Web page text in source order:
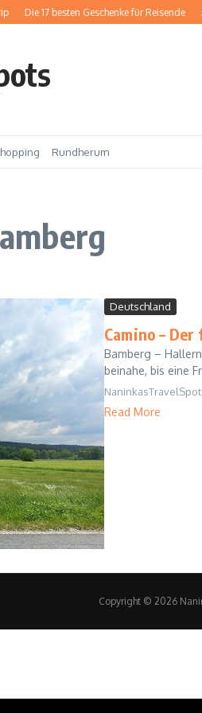
Die 17 besten Geschenke für Reisende
Rundherum
Deutschland
Camino –
Bamberg –
beinahe, bis eine
Read More
Copyright © 2026